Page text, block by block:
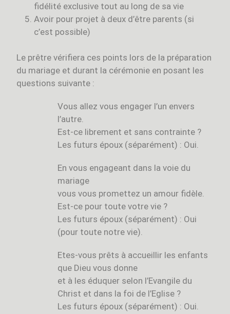
fidélité exclusive tout au long de sa vie
Avoir pour projet à deux d’être parents (si
c’est possible)
Le prêtre vérifiera ces points lors de la préparation
du mariage et durant la cérémonie en posant les
questions suivante :
Vous allez vous engager l’un envers
l’autre.
Est-ce librement et sans contrainte ?
Les futurs époux (séparément) : Oui.
En vous engageant dans la voie du
mariage
vous vous promettez un amour fidèle.
Est-ce pour toute votre vie ?
Les futurs époux (séparément) : Oui
(pour toute notre vie).
Etes-vous prêts à accueillir les enfants
que Dieu vous donne
et à les éduquer selon l’Evangile du
Christ et dans la foi de l’Eglise ?
Les futurs époux (séparément) : Oui.